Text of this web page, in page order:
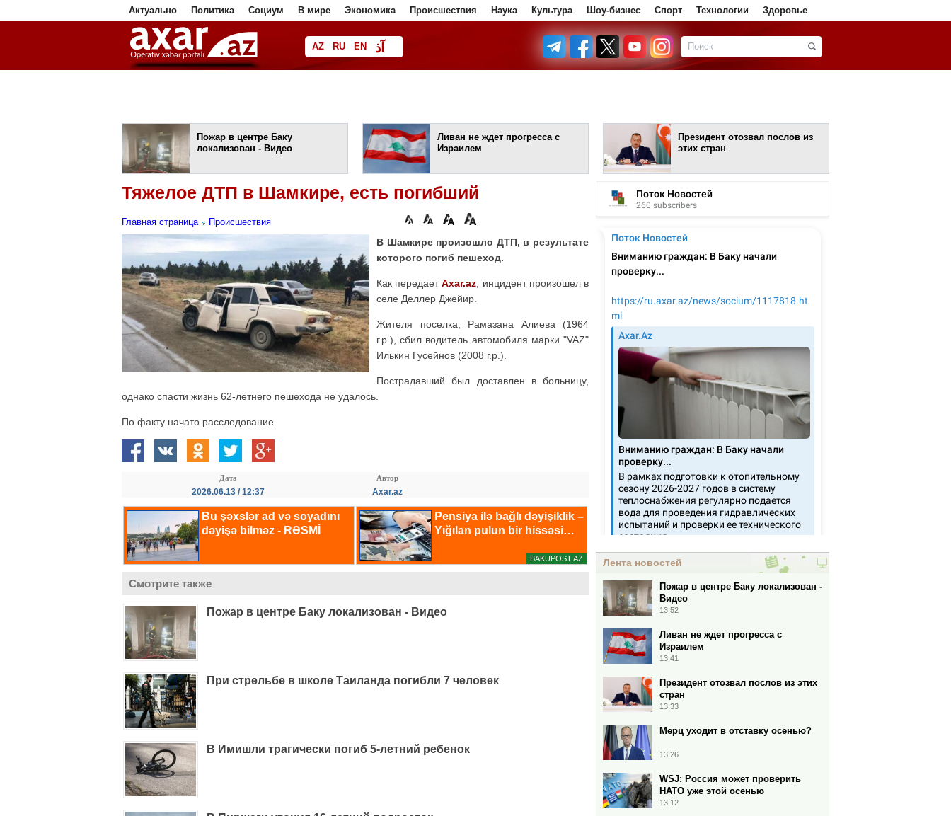
Актуально Политика Социум В мире Экономика Происшествия Наука Культура Шоу-бизнес Спорт Технологии Здоровье
AZ RU EN آذ
فا
Пожар в центре Баку
локализован - Видео
Ливан не ждет прогресса с
Израилем
Президент отозвал послов из
этих стран
Тяжелое ДТП в Шамкире, есть погибший
Главная страница Происшествия
В Шамкире произошло ДТП, в результате
которого погиб пешеход.
Как передаетAxar.az , инцидент произошел в
селе Деллер Джейир.
Жителя поселка, Рамазана Алиева (1964
г.р.), сбил водитель автомобиля марки "VAZ"
Илькин Гусейнов (2008 г.р.).
Пострадавший был доставлен в больницу,
однако спасти жизнь 62-летнего пешехода не удалось.
По факту начато расследование.
Дата
2026.06.13 / 12:37
Автор
Axar.az
Смотрите также
Пожар в центре Баку локализован - Видео
При стрельбе в школе Таиланда погибли 7 человек
В Имишли трагически погиб 5-летний ребенок
Лента новостей
Пожар в центре Баку локализован -
Видео
13:52
Ливан не ждет прогресса с
Израилем
13:41
Президент отозвал послов из этих
стран
13:33
Мерц уходит в отставку осенью?
13:26
WSJ: Россия может проверить
НАТО уже этой осенью
13:12